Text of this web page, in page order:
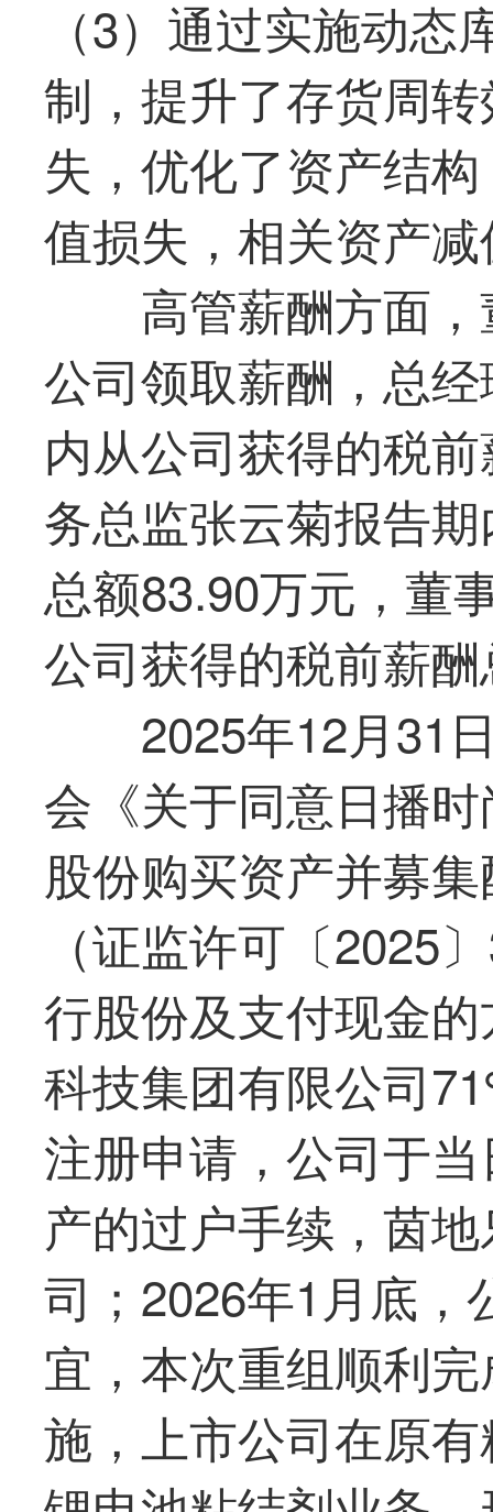
（3）通过实施动
制，提升了存货周
失，优化了资产结
值损失，相关资产
高管薪酬方面
公司领取薪酬，总
内从公司获得的税
务总监张云菊报告
总额83.90万元，董
公司获得的税前薪
2025年12月31
会《关于同意日播
股份购买资产并募
（证监许可〔2025
行股份及支付现金
科技集团有限公司
注册申请，公司于
产的过户手续，茵
司；2026年1月底，
宜，本次重组顺利
施，上市公司在原